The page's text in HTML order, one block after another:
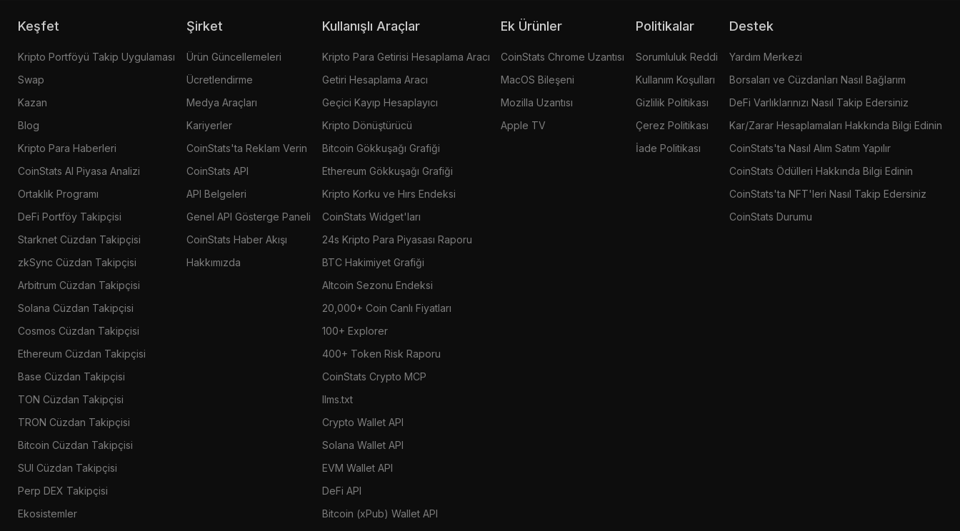
Keşfet
Kripto Portföyü Takip Uygulaması
Swap
Kazan
Blog
Kripto Para Haberleri
CoinStats AI Piyasa Analizi
Ortaklık Programı
DeFi Portföy Takipçisi
Starknet Cüzdan Takipçisi
zkSync Cüzdan Takipçisi
Arbitrum Cüzdan Takipçisi
Solana Cüzdan Takipçisi
Cosmos Cüzdan Takipçisi
Ethereum Cüzdan Takipçisi
Base Cüzdan Takipçisi
TON Cüzdan Takipçisi
TRON Cüzdan Takipçisi
Bitcoin Cüzdan Takipçisi
SUI Cüzdan Takipçisi
Perp DEX Takipçisi
Ekosistemler
Şirket
Ürün Güncellemeleri
Ücretlendirme
Medya Araçları
Kariyerler
CoinStats'ta Reklam Verin
CoinStats API
API Belgeleri
Genel API Gösterge Paneli
CoinStats Haber Akışı
Hakkımızda
Kullanışlı Araçlar
Kripto Para Getirisi Hesaplama Aracı
Getiri Hesaplama Aracı
Geçici Kayıp Hesaplayıcı
Kripto Dönüştürücü
Bitcoin Gökkuşağı Grafiği
Ethereum Gökkuşağı Grafiği
Kripto Korku ve Hırs Endeksi
CoinStats Widget'ları
24s Kripto Para Piyasası Raporu
BTC Hakimiyet Grafiği
Altcoin Sezonu Endeksi
20,000+ Coin Canlı Fiyatları
100+ Explorer
400+ Token Risk Raporu
CoinStats Crypto MCP
llms.txt
Crypto Wallet API
Solana Wallet API
EVM Wallet API
DeFi API
Bitcoin (xPub) Wallet API
Ek Ürünler
CoinStats Chrome Uzantısı
MacOS Bileşeni
Mozilla Uzantısı
Apple TV
Politikalar
Sorumluluk Reddi
Kullanım Koşulları
Gizlilik Politikası
Çerez Politikası
İade Politikası
Destek
Yardım Merkezi
Borsaları ve Cüzdanları Nasıl Bağlarım
DeFi Varlıklarınızı Nasıl Takip Edersiniz
Kar/Zarar Hesaplamaları Hakkında Bilgi Edinin
CoinStats'ta Nasıl Alım Satım Yapılır
CoinStats Ödülleri Hakkında Bilgi Edinin
CoinStats'ta NFT'leri Nasıl Takip Edersiniz
CoinStats Durumu